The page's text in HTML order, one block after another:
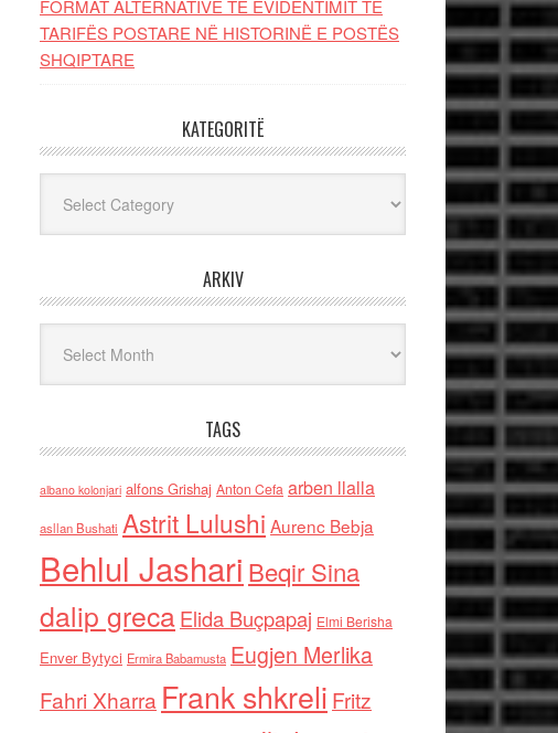
FORMAT ALTERNATIVE TË EVIDENTIMIT TË
TARIFËS POSTARE NË HISTORINË E POSTËS
SHQIPTARE
KATEGORITË
ARKIV
TAGS
albano kolonjari alfons Grishaj Anton Cefa arben llalla
asllan Bushati Astrit Lulushi Aurenc Bebja
Behlul Jashari Beqir Sina
dalip grecaElida Buçpapaj Elmi Berisha
Enver Bytyci Ermira Babamusta Eugjen Merlika
Fahri Xharra Frank shkreli Fritz